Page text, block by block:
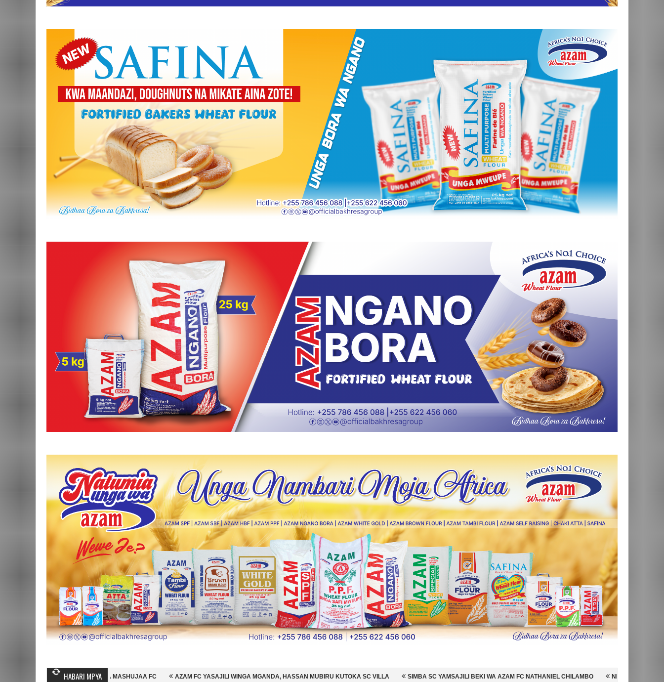
HABARI MPYA
MIHAMBO WA MASHUJAA FC AZAM FC YASAJILI WINGA MGANDA, HASSAN MUBIRU KUTOKA SC VILLA SIMBA SC YAMSAJILI BEKI WA AZAM FC NATHANIEL CHILAMBO NI HISPANIA MABINGWA WA DUNIA